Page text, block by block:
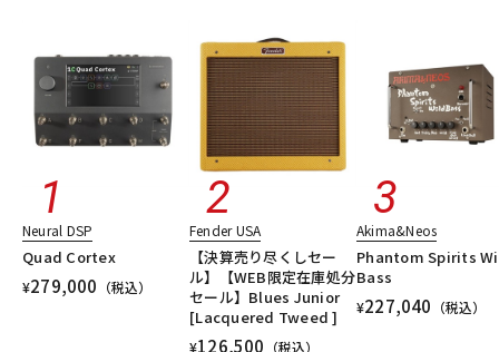
Neural DSP
Quad Cortex
¥279,000 （税込）
Fender USA
【決算売り尽くしセー
ル】【WEB限定在庫処分
セール】Blues Junior
[Lacquered Tweed ]
¥126,500 （税込）
Akima&Neos
Phantom Spirits
Bass
¥227,040 （税込）